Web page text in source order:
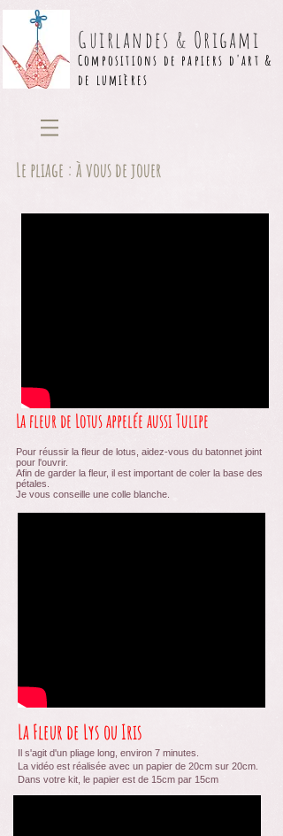
Guirlandes & Origami
Compositions de papiers d'art &
de lumières
Le pliage : à vous de jouer
La fleur de Lotus appelée aussi Tulipe
Pour réussir la fleur de lotus, aidez-vous du batonnet joint
pour l'ouvrir.
Afin de garder la fleur, il est important de coler la base des
pétales.
Je vous conseille une colle blanche.
La Fleur de Lys ou Iris
Il s'agit d'un pliage long, environ 7 minutes.
La vidéo est réalisée avec un papier de 20cm sur 20cm.
Dans votre kit, le papier est de 15cm par 15cm